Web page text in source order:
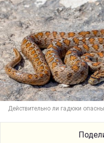
Действительно ли гадюки